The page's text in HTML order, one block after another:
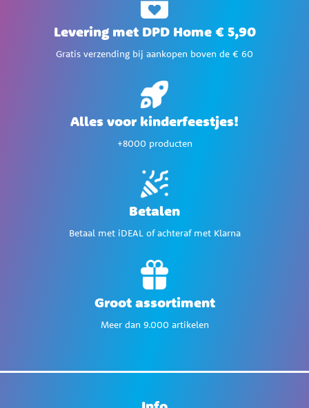
Levering met DPD Home € 5,90
Gratis verzending bij aankopen boven de € 60
Alles voor kinderfeestjes!
+8000 producten
Betalen
Betaal met iDEAL of achteraf met Klarna
Groot assortiment
Meer dan 9.000 artikelen